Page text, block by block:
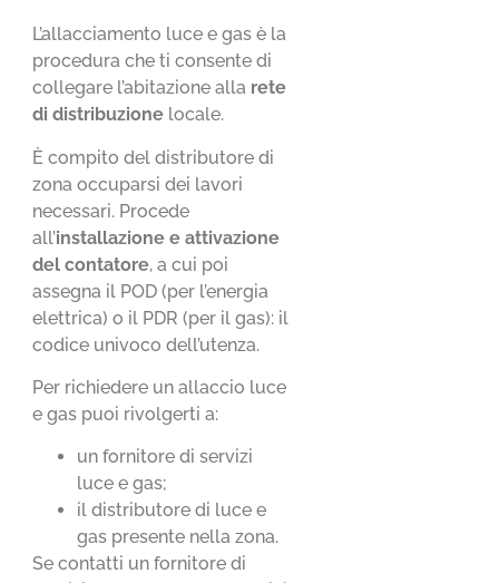
L’allacciamento luce e gas è la
procedura che ti consente di
collegare l’abitazione alla rete
di distribuzione locale.
È compito del distributore di
zona occuparsi dei lavori
necessari. Procede
all’installazione e attivazione
del contatore, a cui poi
assegna il POD (per l’energia
elettrica) o il PDR (per il gas): il
codice univoco dell’utenza.
Per richiedere un allaccio luce
e gas puoi rivolgerti a:
un fornitore di servizi
luce e gas;
il distributore di luce e
gas presente nella zona.
Se contatti un fornitore di